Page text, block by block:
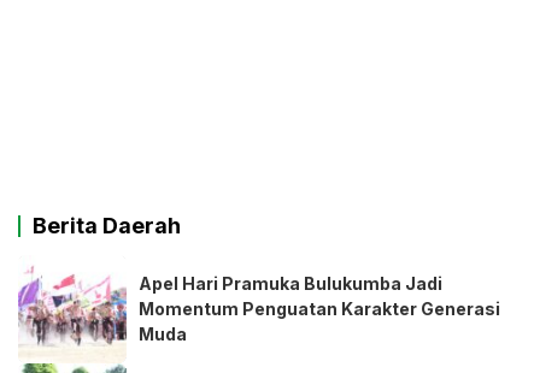
Berita Daerah
Apel Hari Pramuka Bulukumba Jadi
Momentum Penguatan Karakter Generasi
Muda